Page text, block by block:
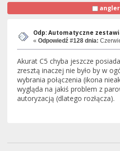
Odp: Automatyczne
« Odpowiedź #128 dnia:
Akurat C5 chyba jeszcze
zresztą inaczej nie było by w
wybrania połączenia (ikona
wygląda na jakiś problem z
autoryzacją (dlatego rozłącza).